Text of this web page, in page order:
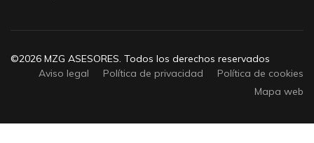
©2026 MZG ASESORES. Todos los derechos reservados
Aviso legal
Política de privacidad
Política de cookies
Mapa web